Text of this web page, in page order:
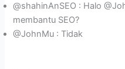
@shahinAnSEO : Halo
membantu SEO?
@JohnMu : Tidak